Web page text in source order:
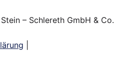
– Schlereth GmbH & Co.